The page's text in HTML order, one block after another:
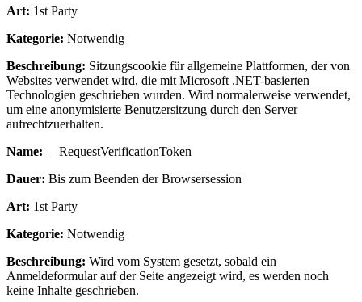
Art: 1st Party
Kategorie: Notwendig
Beschreibung: Sitzungscookie für allgemeine Plattformen, der von
Websites verwendet wird, die mit Microsoft .NET-basierten
Technologien geschrieben wurden. Wird normalerweise verwendet,
um eine anonymisierte Benutzersitzung durch den Server
aufrechtzuerhalten.
Name: __RequestVerificationToken
Dauer: Bis zum Beenden der Browsersession
Art: 1st Party
Kategorie: Notwendig
Beschreibung: Wird vom System gesetzt, sobald ein
Anmeldeformular auf der Seite angezeigt wird, es werden noch
keine Inhalte geschrieben.